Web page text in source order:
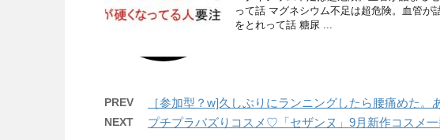
って話 マグネシウム不足は超危険。血管が
をとれって話 糖尿 ...
PREV ［参加型？w]久しぶりにランニングしたら腰痛めた。
NEXT プチプラバズりコスメ♡「セザンヌ」9月新作コスメ